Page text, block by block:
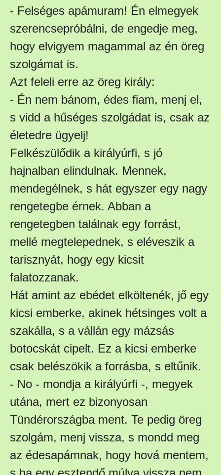
- Felséges apámuram! Én elmegyek
szerencsepróbálni, de engedje meg,
hogy elvigyem magammal az én öreg
szolgámat is.
Azt feleli erre az öreg király:
- Én nem bánom, édes fiam, menj el,
s vidd a hűséges szolgádat is, csak az
életedre ügyelj!
Felkészülődik a királyúrfi, s jó
hajnalban elindulnak. Mennek,
mendegélnek, s hát egyszer egy nagy
rengetegbe érnek. Abban a
rengetegben találnak egy forrást,
mellé megtelepednek, s eléveszik a
tarisznyát, hogy egy kicsit
falatozzanak.
Hát amint az ebédet elköltenék, jő egy
kicsi emberke, akinek hétsinges volt a
szakálla, s a vállán egy mázsás
botocskát cipelt. Ez a kicsi emberke
csak belészökik a forrásba, s eltűnik.
- No - mondja a királyúrfi -, megyek
utána, mert ez bizonyosan
Tündérországba ment. Te pedig öreg
szolgám, menj vissza, s mondd meg
az édesapámnak, hogy hová mentem,